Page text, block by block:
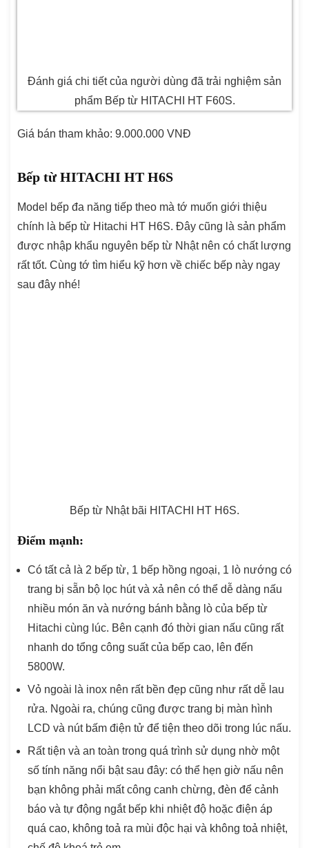
Đánh giá chi tiết của người dùng đã trải nghiệm sản
phẩm Bếp từ HITACHI HT F60S.
Giá bán tham khảo: 9.000.000 VNĐ
Bếp từ HITACHI HT H6S
Model bếp đa năng tiếp theo mà tớ muốn giới thiệu
chính là bếp từ Hitachi HT H6S. Đây cũng là sản phẩm
được nhập khẩu nguyên bếp từ Nhật nên có chất lượng
rất tốt. Cùng tớ tìm hiểu kỹ hơn về chiếc bếp này ngay
sau đây nhé!
Bếp từ Nhật bãi HITACHI HT H6S.
Điểm mạnh:
Có tất cả là 2 bếp từ, 1 bếp hồng ngoại, 1 lò nướng có
trang bị sẵn bộ lọc hút và xả nên có thể dễ dàng nấu
nhiều món ăn và nướng bánh bằng lò của bếp từ
Hitachi cùng lúc. Bên cạnh đó thời gian nấu cũng rất
nhanh do tổng công suất của bếp cao, lên đến
5800W.
Vỏ ngoài là inox nên rất bền đẹp cũng như rất dễ lau
rửa. Ngoài ra, chúng cũng được trang bị màn hình
LCD và nút bấm điện tử để tiện theo dõi trong lúc nấu.
Rất tiện và an toàn trong quá trình sử dụng nhờ một
số tính năng nổi bật sau đây: có thể hẹn giờ nấu nên
bạn không phải mất công canh chừng, đèn để cảnh
báo và tự động ngắt bếp khi nhiệt độ hoặc điện áp
quá cao, không toả ra mùi độc hại và không toả nhiệt,